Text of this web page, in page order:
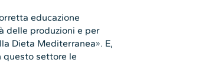
educazione
delle produzioni e per
Dieta Mediterranea». E,
questo settore le